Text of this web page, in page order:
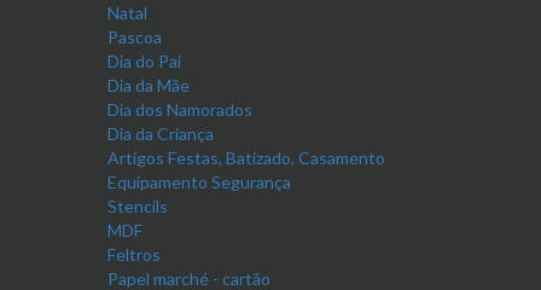
Natal
Pascoa
Dia do Pai
Dia da Mãe
Dia dos Namorados
Dia da Criança
Artigos Festas, Batizado, Casamento
Equipamento Segurança
Stencils
MDF
Feltros
Papel marché - cartão